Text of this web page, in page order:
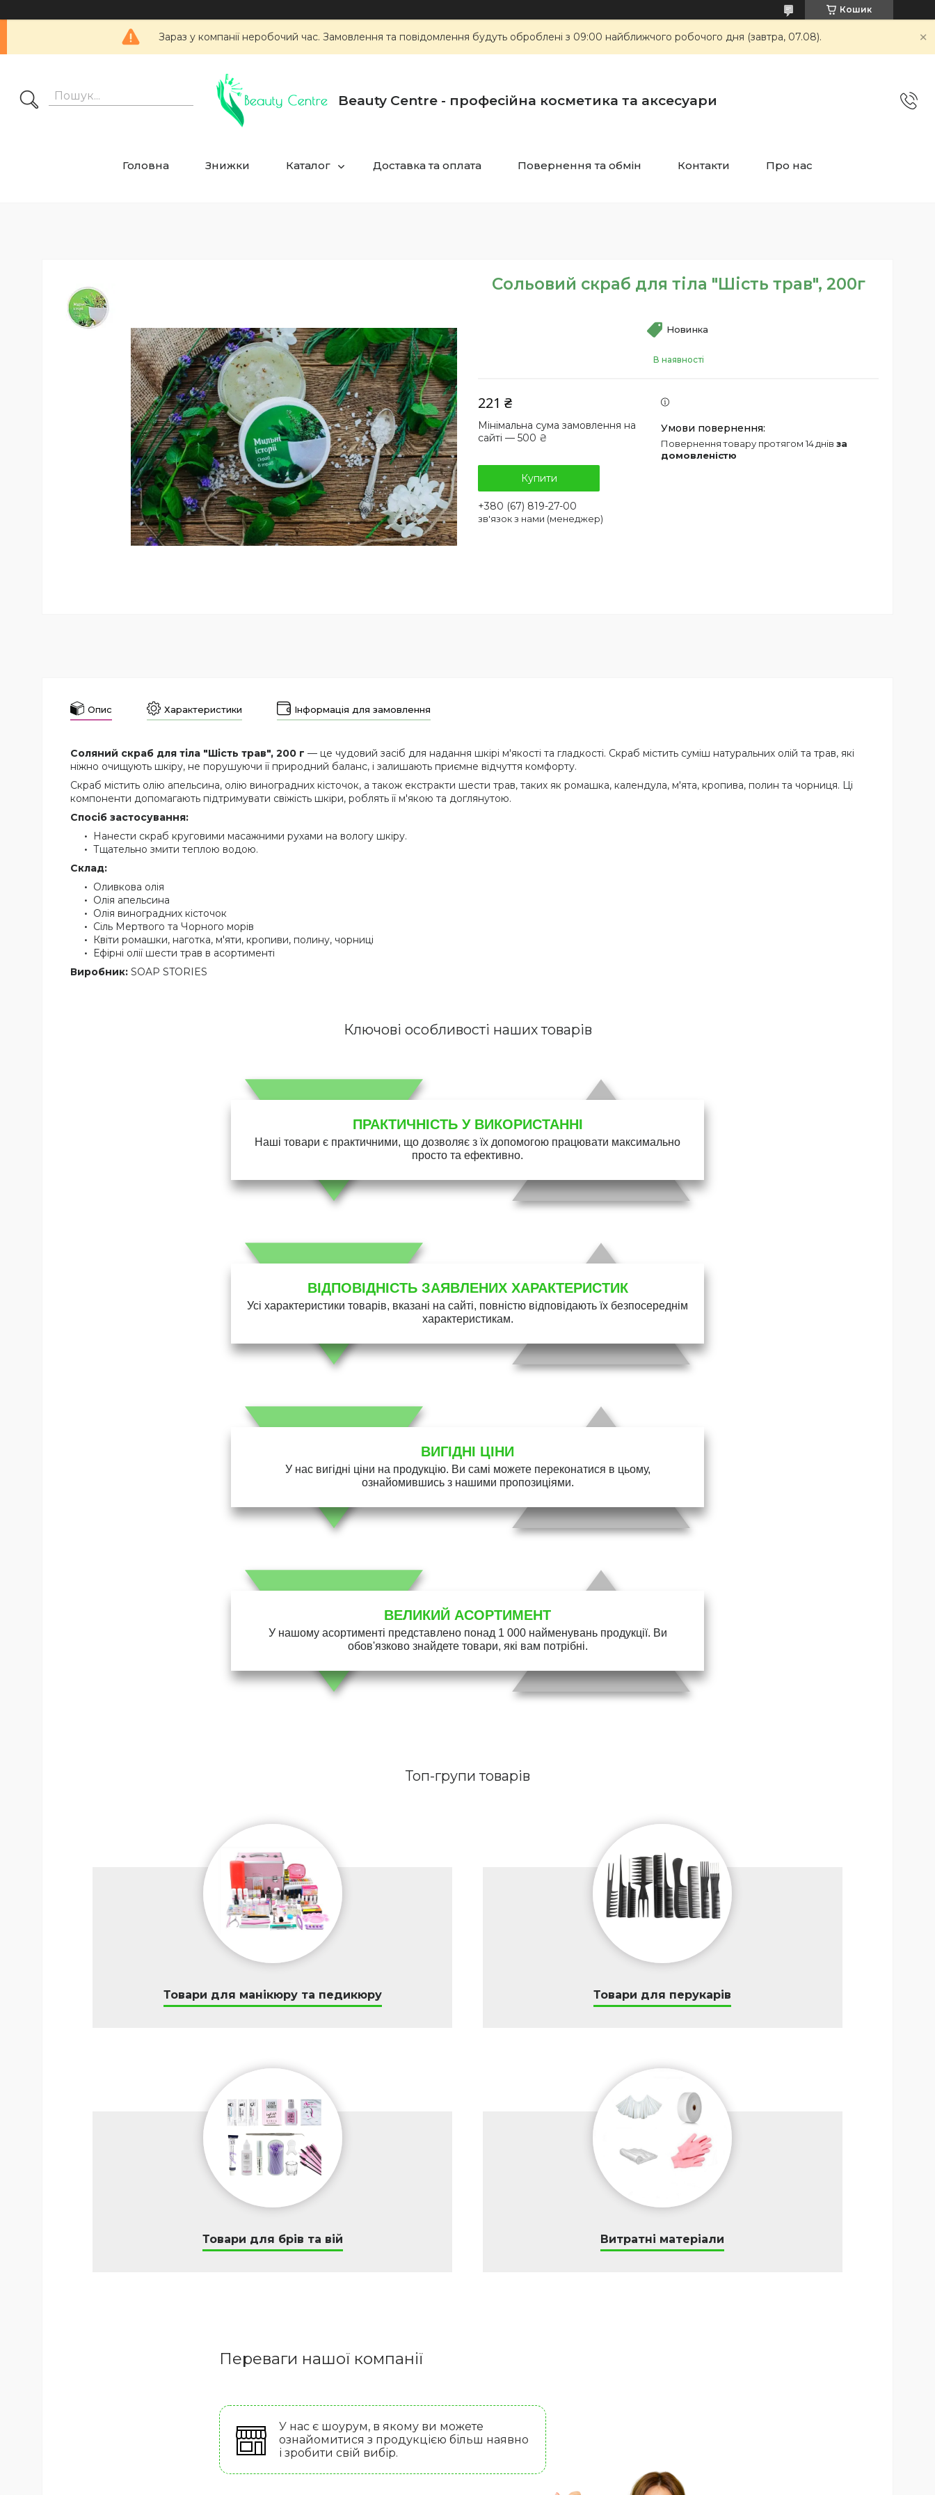
Кошик
Зараз у компанії неробочий час. Замовлення та повідомлення будуть оброблені з 09:00 найближчого робочого дня (завтра, 07.08).
Beauty Centre - професійна косметика та аксесуари
Головна Знижки Каталог Доставка та оплата Повернення та обмін Контакти Про нас
Сольовий скраб для тіла "Шість трав", 200г
Новинка
В наявності
221 ₴
Мінімальна сума замовлення на
сайті — 500 ₴
Купити
+380 (67) 819-27-00
зв'язок з нами (менеджер)
повернення товару протягом 14 днів за
домовленістю
Опис Характеристики Інформація для замовлення
Соляний скраб для тіла "Шість трав", 200 г — це чудовий засіб для надання шкірі м'якості та гладкості. Скраб містить суміш натуральних олій та трав, які
ніжно очищують шкіру, не порушуючи її природний баланс, і залишають приємне відчуття комфорту.
Скраб містить олію апельсина, олію виноградних кісточок, а також екстракти шести трав, таких як ромашка, календула, м'ята, кропива, полин та чорниця. Ці
компоненти допомагають підтримувати свіжість шкіри, роблять її м'якою та доглянутою.
Спосіб застосування:
Нанести скраб круговими масажними рухами на вологу шкіру.
Тщательно змити теплою водою.
Склад:
Оливкова олія
Олія апельсина
Олія виноградних кісточок
Сіль Мертвого та Чорного морів
Квіти ромашки, наготка, м'яти, кропиви, полину, чорниці
Ефірні олії шести трав в асортименті
Виробник: SOAP STORIES
Ключові особливості наших товарів
ПРАКТИЧНІСТЬ У ВИКОРИСТАННІ
Наші товари є практичними, що дозволяє з їх допомогою працювати максимально
просто та ефективно.
ВІДПОВІДНІСТЬ ЗАЯВЛЕНИХ ХАРАКТЕРИСТИК
Усі характеристики товарів, вказані на сайті, повністю відповідають їх безпосереднім
характеристикам.
ВИГІДНІ ЦІНИ
У нас вигідні ціни на продукцію. Ви самі можете переконатися в цьому,
ознайомившись з нашими пропозиціями.
ВЕЛИКИЙ АСОРТИМЕНТ
У нашому асортименті представлено понад 1 000 найменувань продукції. Ви
обов'язково знайдете товари, які вам потрібні.
Топ-групи товарів
Товари для манікюру та педикюру Товари для перукарів
Товари для брів та вій Витратні матеріали
Переваги нашої компанії
У нас є шоурум, в якому ви можете
ознайомитися з продукцією більш наявно
і зробити свій вибір.